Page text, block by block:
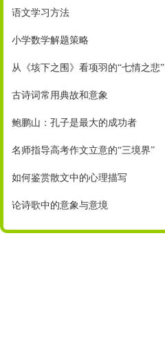
语文学习方法
小学数学解题策略
从《垓下之围》看项羽的“七情之悲”
古诗词常用典故和意象
鲍鹏山：孔子是最大的成功者
名师指导高考作文立意的“三境界”
如何鉴赏散文中的心理描写
论诗歌中的意象与意境